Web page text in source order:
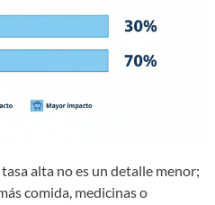
alta no es un detalle menor;
comida, medicinas o